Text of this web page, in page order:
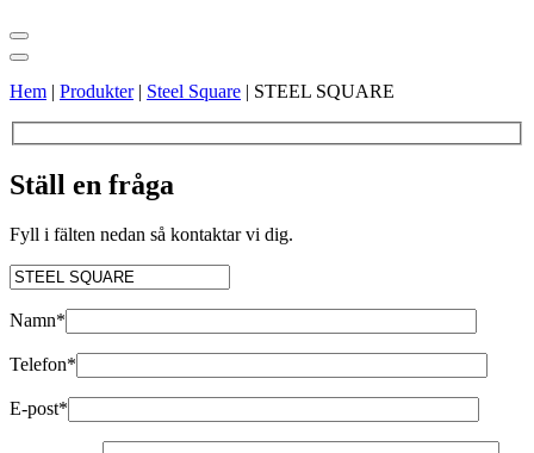
Hem | Produkter| Steel Square | STEEL SQUARE
Ställ en fråga
Fyll i fälten nedan så kontaktar vi dig.
Namn*
Telefon*
E-post*